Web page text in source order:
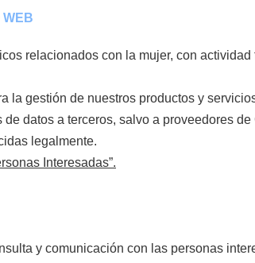
WEB
relacionados con la mujer, con
la gestión de nuestros productos y
datos a terceros, salvo a proveedores
legalmente.
Interesadas”.
y comunicación con las personas